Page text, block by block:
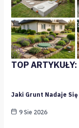
TOP ARTYKUŁY:
Jaki Grunt Nadaje
9 Sie 2026